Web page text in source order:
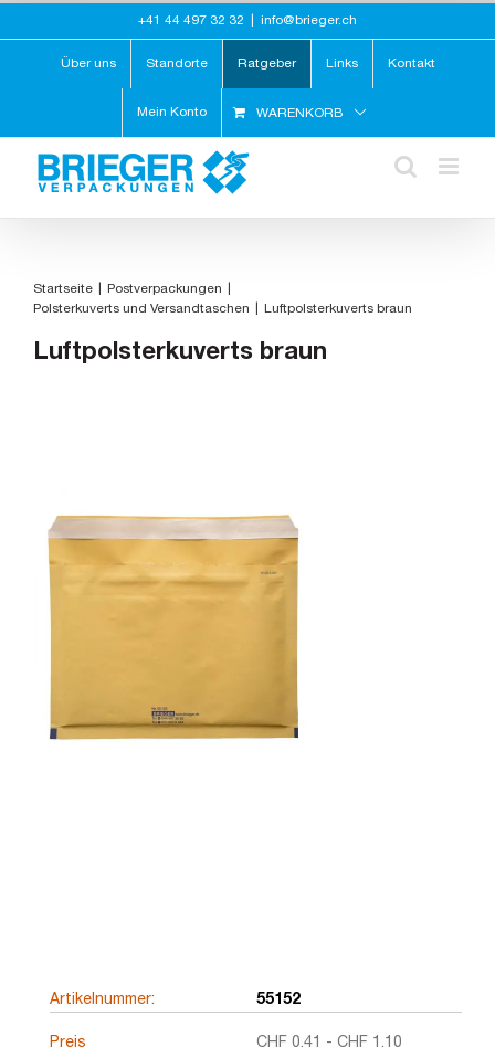
springen
+41 44 497 32 32 info@brieger.ch
Über uns Standorte Ratgeber Links Kontakt
Mein Konto WARENKORB
Startseite
Postverpackungen
Polsterkuverts und Versandtaschen
Luftpolsterkuverts braun
Luftpolsterkuverts braun
Artikelnummer: 55152
Preis CHF 0.41 - CHF 1.10